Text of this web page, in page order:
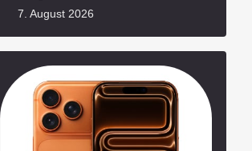
7. August 2026